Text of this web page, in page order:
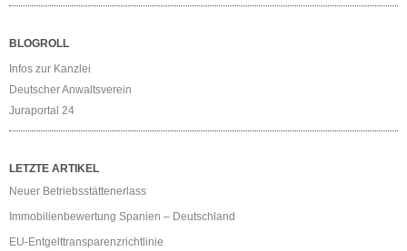
BLOGROLL
Infos zur Kanzlei
Deutscher Anwaltsverein
Juraportal 24
LETZTE ARTIKEL
Neuer Betriebsstättenerlass
Immobilienbewertung Spanien – Deutschland
EU-Entgelttransparenzrichtlinie